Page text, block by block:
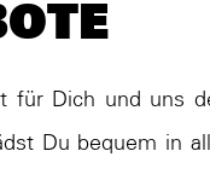
für Dich und uns
Du bequem in